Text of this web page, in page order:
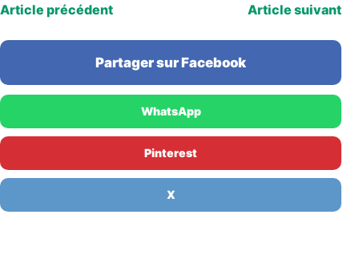
Article précédent Article suivant
Partager sur Facebook
WhatsApp
Pinterest
X